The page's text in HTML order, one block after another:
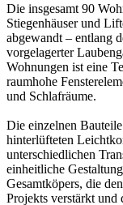
Die insgesamt 90
Stiegenhäuser und
abgewandt – entlang
vorgelagerter
Wohnungen ist eine
raumhohe
und Schlafräume.
Die einzelnen
hinterlüfteten
unterschiedlichen
einheitliche
Gesamtköpers, die
Projekts verstärkt und